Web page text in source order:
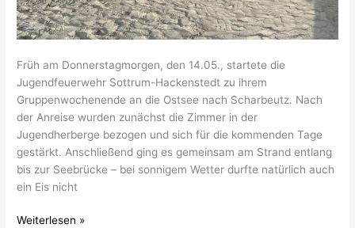
Früh am Donnerstagmorgen, den 14.05., startete die
Jugendfeuerwehr Sottrum-Hackenstedt zu ihrem
Gruppenwochenende an die Ostsee nach Scharbeutz. Nach
der Anreise wurden zunächst die Zimmer in der
Jugendherberge bezogen und sich für die kommenden Tage
gestärkt. Anschließend ging es gemeinsam am Strand entlang
bis zur Seebrücke – bei sonnigem Wetter durfte natürlich auch
ein Eis nicht
Weiterlesen »